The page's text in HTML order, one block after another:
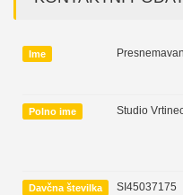
Ime
Polno ime Studio
Davčna številka SI45037175